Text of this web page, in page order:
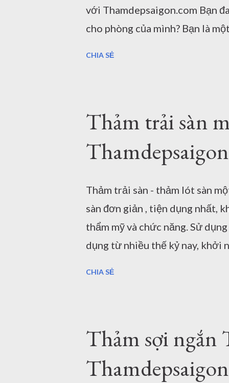
với Thamdepsaigon.com Bạn
cho phòng của mình? Bạn là
bạn sẽ được Kho Thảm Đẹp
chạy xe lên cửa hàng thảm trải
khi bạn mua thảm lót sàn
thảm trang...
CHIA SẺ
Thảm trải sàn
Thamdepsaigon
Thảm trải sàn - thảm lót sàn
sàn đơn giản , tiện dụng nhất,
thẩm mỹ và chức năng. Sử
dụng từ nhiều thế kỷ nay, khởi
sưu tập thảm trang trí mới
giữ được những giá trị đơn
Đẹp Sài Gòn xin giới thiệu đến
CHIA SẺ
Thảm sợi
Thamdepsaigon